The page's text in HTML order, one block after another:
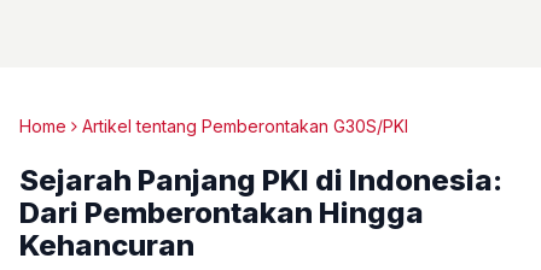
Home Artikel tentang Pemberontakan G30S/PKI
Sejarah Panjang PKI di Indonesia:
Dari Pemberontakan Hingga
Kehancuran